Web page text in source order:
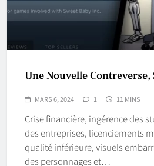
Une Nouvelle Contreverse,
MARS 6, 2024 1 11 MINS
Crise financière, ingérence des
des entreprises, licenciements
qualité inférieure, visuels
des personnages et…